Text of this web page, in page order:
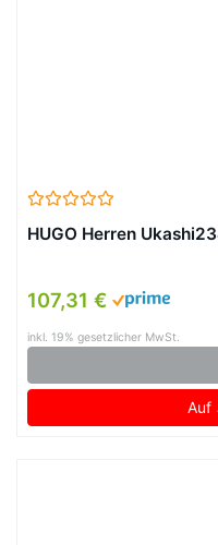
HUGO Herren
107,31 €
inkl. 19% gesetzlicher MwSt.
Auf